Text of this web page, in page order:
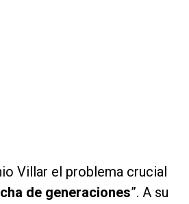
Villar el problema crucial
de generaciones”. A su